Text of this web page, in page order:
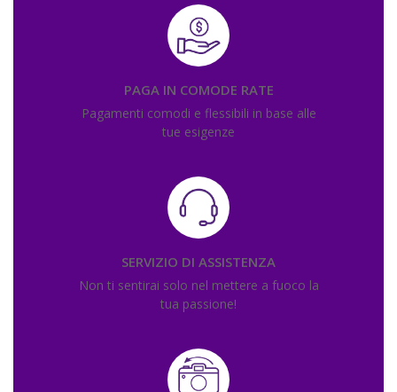
PAGA IN COMODE RATE
Pagamenti comodi e flessibili in base alle
tue esigenze
SERVIZIO DI ASSISTENZA
Non ti sentirai solo nel mettere a fuoco la
tua passione!